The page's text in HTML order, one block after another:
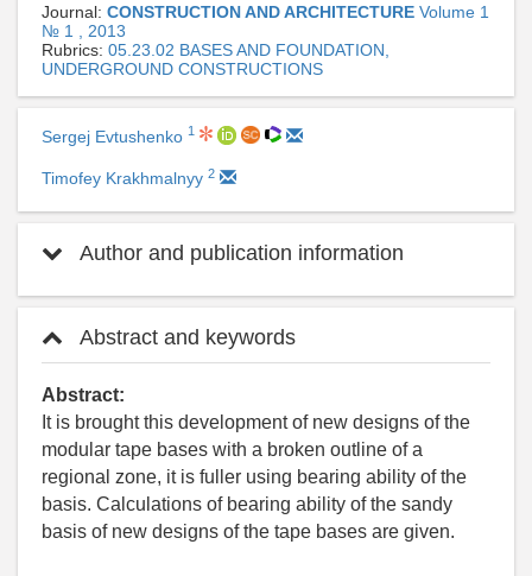
Journal: CONSTRUCTION AND ARCHITECTURE Volume 1
№ 1 , 2013
Rubrics: 05.23.02 BASES AND FOUNDATION,
UNDERGROUND CONSTRUCTIONS
Sergej Evtushenko 1
Timofey Krakhmalnyy 2
Author and publication information
Abstract and keywords
Abstract:
It is brought this development of new designs of the
modular tape bases with a broken outline of a
regional zone, it is fuller using bearing ability of the
basis. Calculations of bearing ability of the sandy
basis of new designs of the tape bases are given.